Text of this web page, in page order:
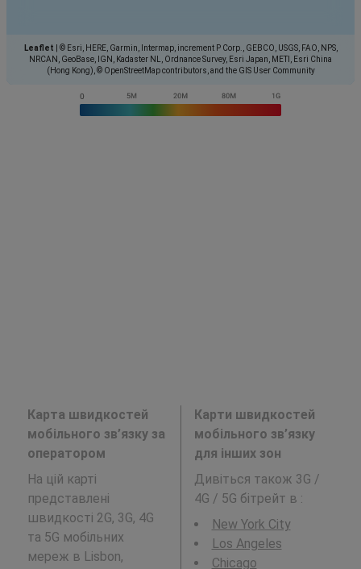
Leaflet
© Esri, HERE, Garmin, Intermap, increment P Corp., GEBCO, USGS, FAO, NPS,
NRCAN, GeoBase, IGN, Kadaster NL, Ordnance Survey, Esri Japan, METI, Esri China
(Hong Kong), © OpenStreetMap contributors, and the GIS User Community
Карта швидкостей
мобільного зв’язку за
оператором
На цій карті
представлені
швидкості 2G, 3G, 4G
та 5G мобільних
мереж в Lisbon,
Карти швидкостей
мобільного зв’язку
для інших зон
Дивіться також 3G /
4G / 5G бітрейт в :
New York City
Los Angeles
Chicago